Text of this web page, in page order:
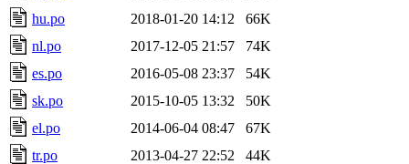
hu.po
2018-01-20 14:12
66K
nl.po
2017-12-05 21:57
74K
es.po
2016-05-08 23:37
54K
sk.po
2015-10-05 13:32
50K
el.po
2014-06-04 08:47
67K
tr.po
2013-04-27 22:52
44K